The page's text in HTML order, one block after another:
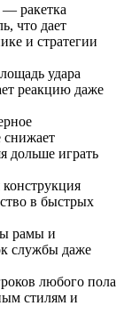
— ракетка
что дает
и стратегии
удара
реакцию даже
снижает
дольше играть
в быстрых
рамы и
службы даже
любого пола
стилям и